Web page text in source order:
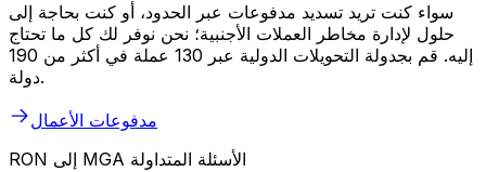
سواء كنت تريد تسديد مدفوعات عبر الحدود، أو كنت بحاجة إلى
حلول لإدارة مخاطر العملات الأجنبية؛ نحن نوفر لك كل ما تحتاج
إليه. قم بجدولة التحويلات الدولية عبر 130 عملة في أكثر من 190
دولة.
مدفوعات الأعمال
RON إلى MGA الأسئلة المتداولة